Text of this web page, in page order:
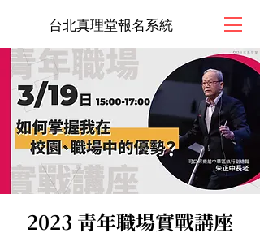
台北真理堂報名系統
2023 青年職場實戰講座